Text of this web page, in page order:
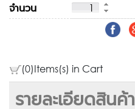
จำนวน
(0)Items(s) in Cart
รายละเอียดสินค้า